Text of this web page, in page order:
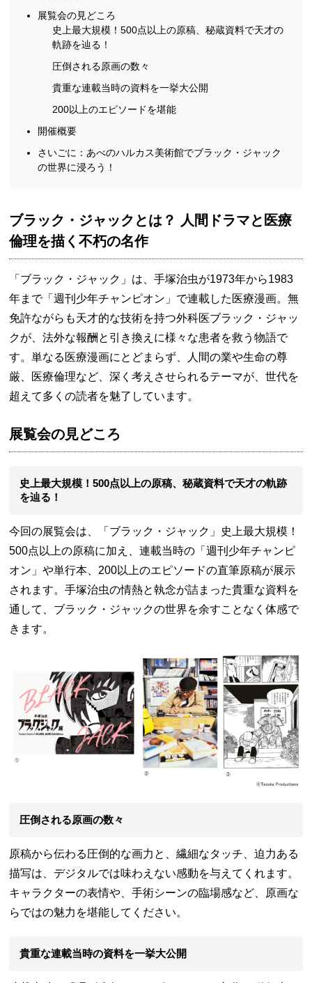
展覧会の見どころ
史上最大規模！500点以上の原稿、秘蔵資料で天才の
軌跡を辿る！
圧倒される原画の数々
貴重な連載当時の資料を一挙大公開
200以上のエピソードを堪能
開催概要
さいごに：あべのハルカス美術館でブラック・ジャック
の世界に浸ろう！
ブラック・ジャックとは？ 人間ドラマと医療
倫理を描く不朽の名作
「ブラック・ジャック」は、手塚治虫が1973年から1983
年まで「週刊少年チャンピオン」で連載した医療漫画。無
免許ながらも天才的な技術を持つ外科医ブラック・ジャッ
クが、法外な報酬と引き換えに様々な患者を救う物語で
す。単なる医療漫画にとどまらず、人間の業や生命の尊
厳、医療倫理など、深く考えさせられるテーマが、世代を
超えて多くの読者を魅了しています。
展覧会の見どころ
史上最大規模！500点以上の原稿、秘蔵資料で天才の軌跡
を辿る！
今回の展覧会は、「ブラック・ジャック」史上最大規模！
500点以上の原稿に加え、連載当時の「週刊少年チャンピ
オン」や単行本、200以上のエピソードの直筆原稿が展示
されます。手塚治虫の情熱と執念が詰まった貴重な資料を
通して、ブラック・ジャックの世界を余すことなく体感で
きます。
圧倒される原画の数々
原稿から伝わる圧倒的な画力と、繊細なタッチ、迫力ある
描写は、デジタルでは味わえない感動を与えてくれます。
キャラクターの表情や、手術シーンの臨場感など、原画な
らではの魅力を堪能してください。
貴重な連載当時の資料を一挙大公開